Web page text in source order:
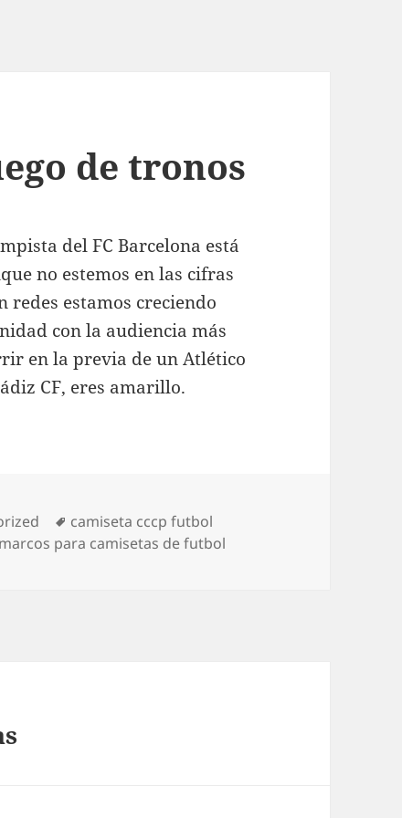
de tronos
del FC Barcelona está
no estemos en las cifras
redes estamos creciendo
con la audiencia más
en la previa de un Atlético
CF, eres amarillo.
Etiquetas
camiseta cccp futbol
marcos para camisetas de futbol